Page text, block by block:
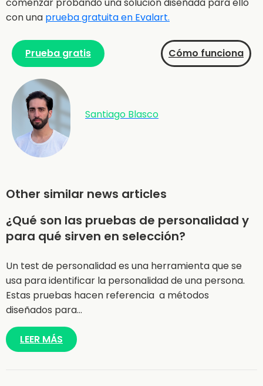
comenzar probando una solución diseñada para ello
con una prueba gratuita en Evalart.
Prueba gratis Cómo funciona
Santiago Blasco
Other similar news articles
¿Qué son las pruebas de personalidad y
para qué sirven en selección?
Un test de personalidad es una herramienta que se
usa para identificar la personalidad de una persona.
Estas pruebas hacen referencia a métodos
diseñados para…
LEER MÁS